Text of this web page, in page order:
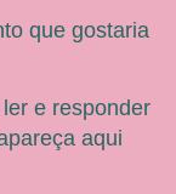
que gostaria
e responder
aqui